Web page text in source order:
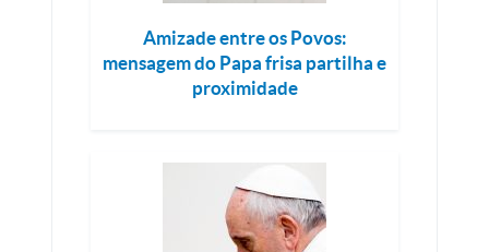
Amizade entre os Povos:
mensagem do Papa frisa partilha e
proximidade